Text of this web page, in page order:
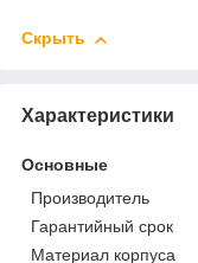
Скрыть
Характеристики
Основные
Производитель
Гарантийный срок
Материал корпуса